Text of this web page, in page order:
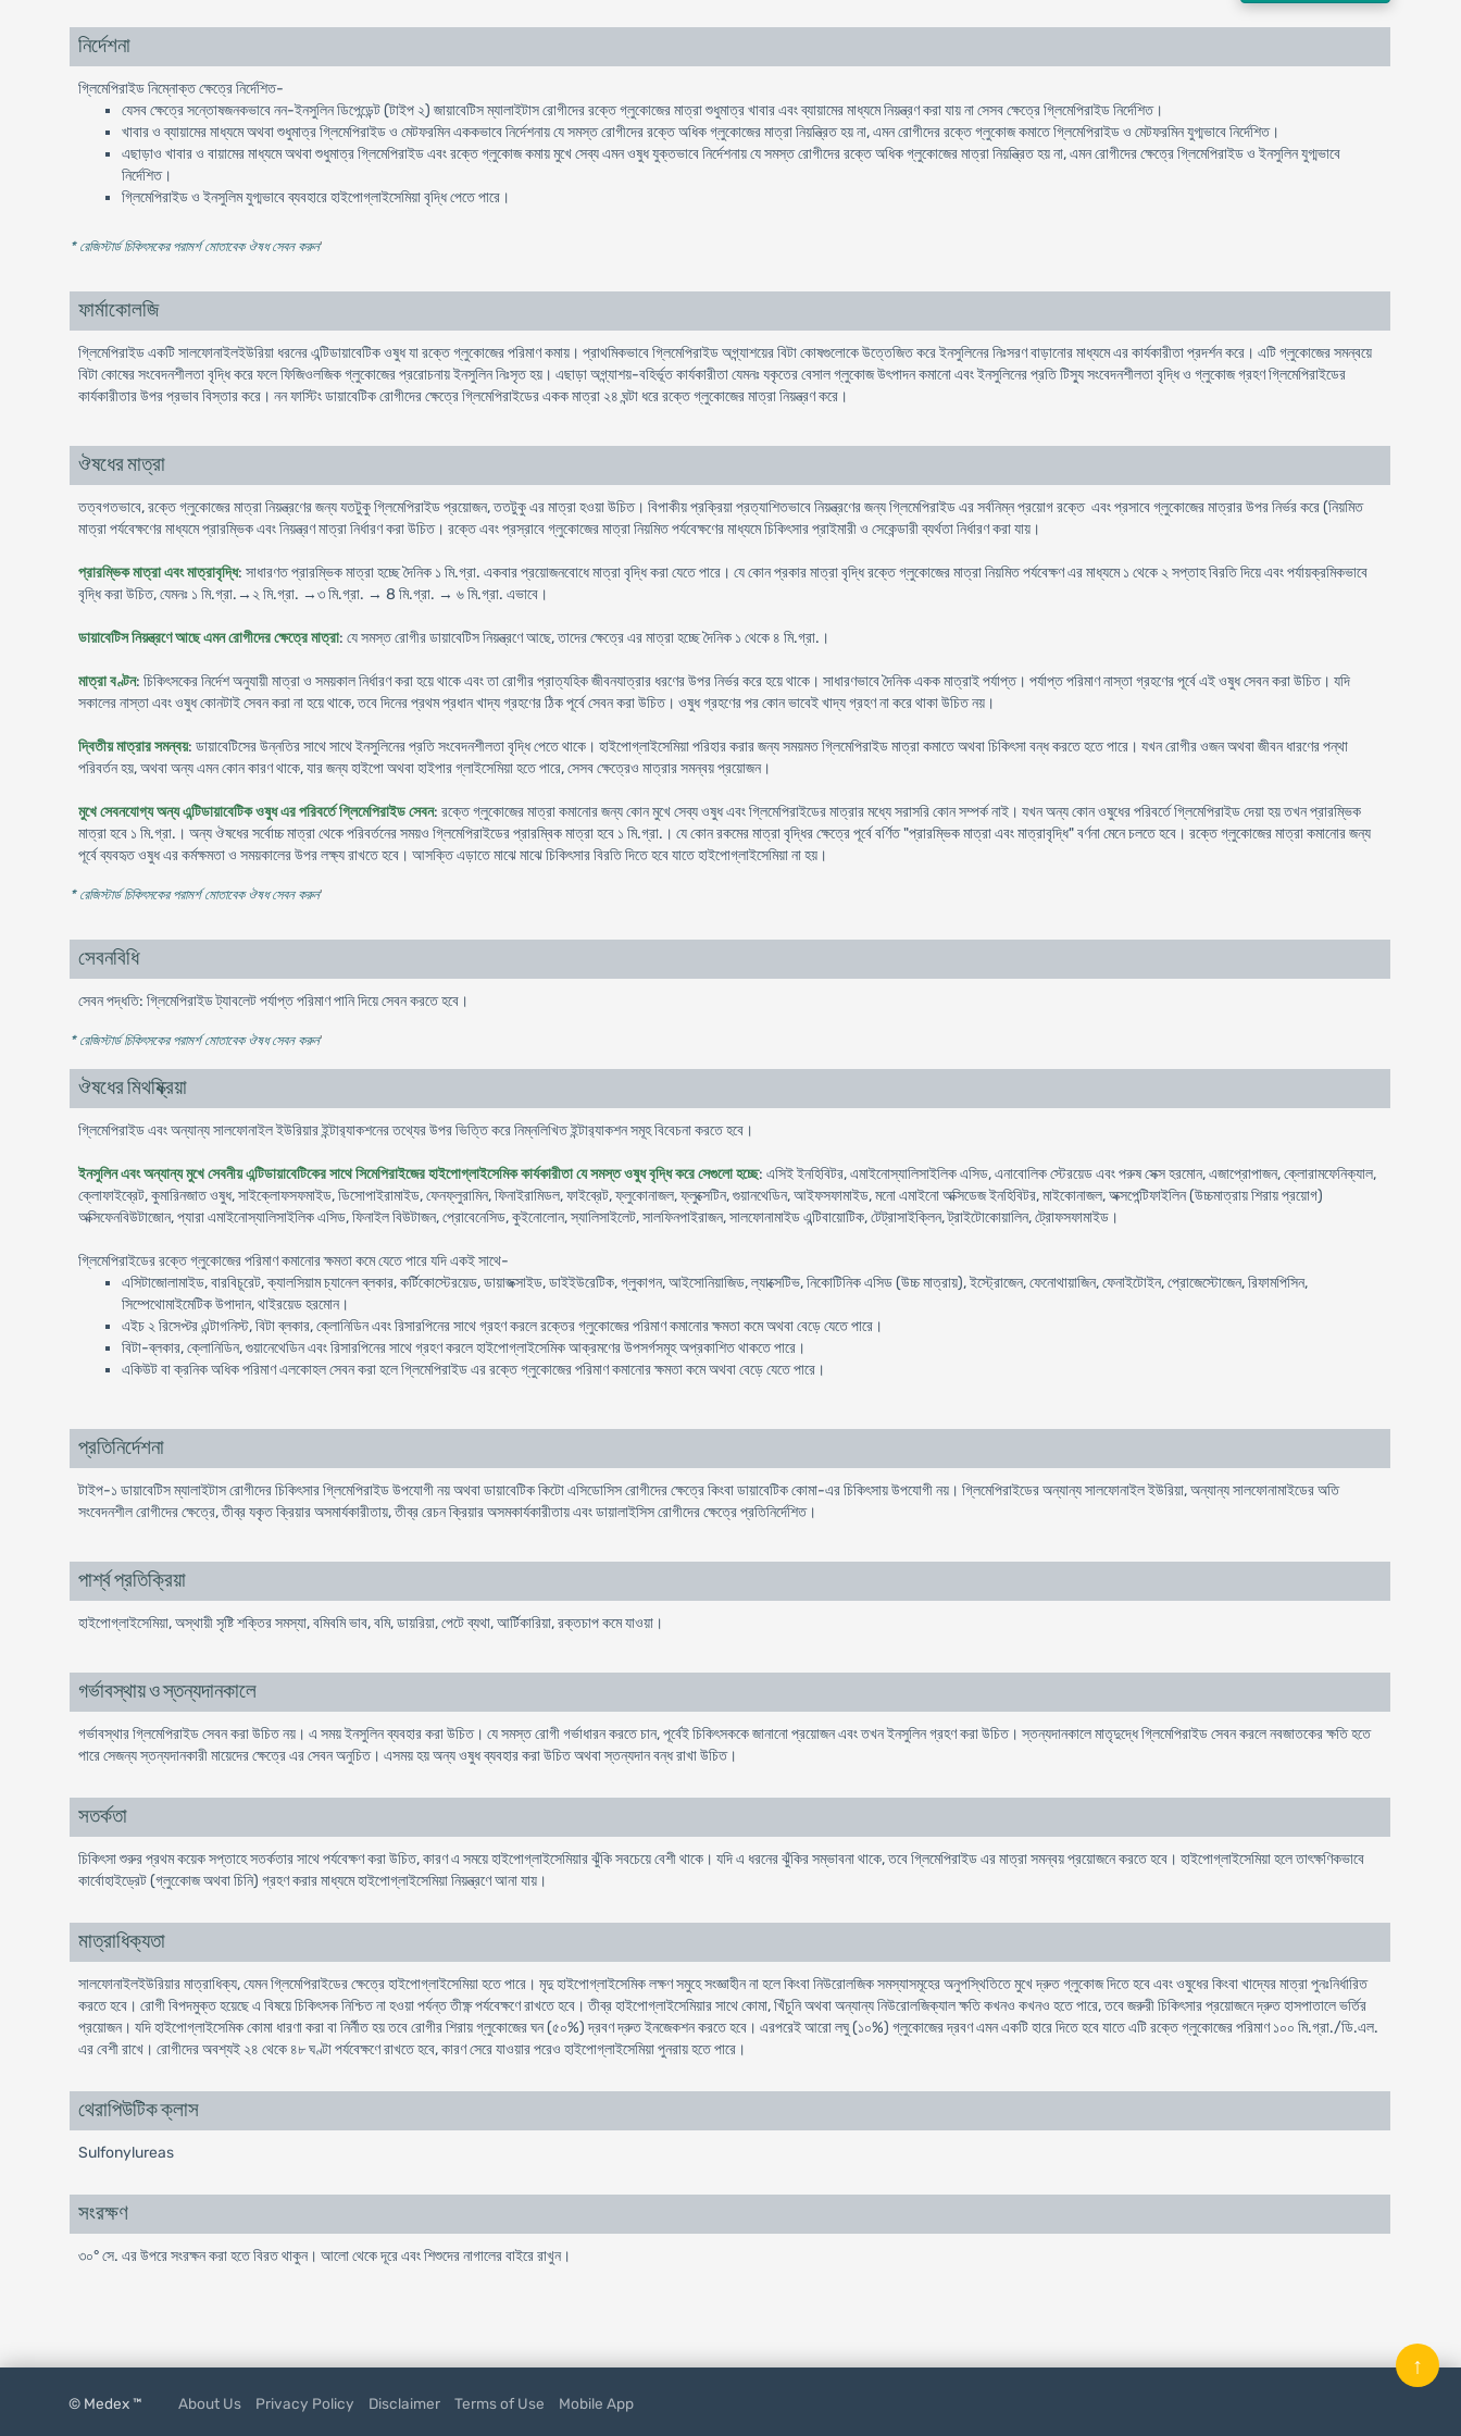
নির্দেশনা
গ্লিমেপিরাইড নিম্নোক্ত ক্ষেত্রে নির্দেশিত-
যেসব ক্ষেত্রে সন্তোষজনকভাবে নন-ইনসুলিন ডিপেন্ডেন্ট (টাইপ ২) জায়াবেটিস ম্যালাইটাস রোগীদের রক্তে গ্লুকোজের মাত্রা শুধুমাত্র খাবার এবং ব্যায়ামের মাধ্যমে নিয়ন্ত্রণ করা যায় না সেসব ক্ষেত্রে গ্লিমেপিরাইড নির্দেশিত।
খাবার ও ব্যায়ামের মাধ্যমে অথবা শুধুমাত্র গ্লিমেপিরাইড ও মেটফরমিন এককভাবে নির্দেশনায় যে সমস্ত রোগীদের রক্তে অধিক গ্লুকোজের মাত্রা নিয়ন্ত্রিত হয় না, এমন রোগীদের রক্তে গ্লুকোজ কমাতে গ্লিমেপিরাইড ও মেটফরমিন যুগ্মভাবে নির্দেশিত।
এছাড়াও খাবার ও বায়ামের মাধ্যমে অথবা শুধুমাত্র গ্লিমেপিরাইড এবং রক্তে গ্লুকোজ কমায় মুখে সেব্য এমন ওষুধ যুক্তভাবে নির্দেশনায় যে সমস্ত রোগীদের রক্তে অধিক গ্লুকোজের মাত্রা নিয়ন্ত্রিত হয় না, এমন রোগীদের ক্ষেত্রে গ্লিমেপিরাইড ও ইনসুলিন যুগ্মভাবে
নির্দেশিত।
গ্লিমেপিরাইড ও ইনসুলিম যুগ্মভাবে ব্যবহারে হাইপোগ্লাইসেমিয়া বৃদ্ধি পেতে পারে।
* রেজিস্টার্ড চিকিৎসকের পরামর্শ মোতাবেক ঔষধ সেবন করুন'
ফার্মাকোলজি
গ্লিমেপিরাইড একটি সালফোনাইলইউরিয়া ধরনের এন্টিডায়াবেটিক ওষুধ যা রক্তে গ্লুকোজের পরিমাণ কমায়। প্রাথমিকভাবে গ্লিমেপিরাইড অগ্ন্যাশয়ের বিটা কোষগুলোকে উত্তেজিত করে ইনসুলিনের নিঃসরণ বাড়ানোর মাধ্যমে এর কার্যকারীতা প্রদর্শন করে। এটি গ্লুকোজের সমন্বয়ে
বিটা কোষের সংবেদনশীলতা বৃদ্ধি করে ফলে ফিজিওলজিক গ্লুকোজের প্ররোচনায় ইনসুলিন নিঃসৃত হয়। এছাড়া অগ্ন্যাশয়-বহির্ভূত কার্যকারীতা যেমনঃ যকৃতের বেসাল গ্লুকোজ উৎপাদন কমানো এবং ইনসুলিনের প্রতি টিস্যু সংবেদনশীলতা বৃদ্ধি ও গ্লুকোজ গ্রহণ গ্লিমেপিরাইডের
কার্যকারীতার উপর প্রভাব বিস্তার করে। নন ফাস্টিং ডায়াবেটিক রোগীদের ক্ষেত্রে গ্লিমেপিরাইডের একক মাত্রা ২৪ ঘন্টা ধরে রক্তে গ্লুকোজের মাত্রা নিয়ন্ত্রণ করে।
ঔষধের মাত্রা
তত্বগতভাবে, রক্তে গ্লুকোজের মাত্রা নিয়ন্ত্রণের জন্য যতটুকু গ্লিমেপিরাইড প্রয়োজন, ততটুকু এর মাত্রা হওয়া উচিত। বিপাকীয় প্রক্রিয়া প্রত্যাশিতভাবে নিয়ন্ত্রণের জন্য গ্লিমেপিরাইড এর সর্বনিম্ন প্রয়োগ রক্তে এবং প্রসাবে গ্লুকোজের মাত্রার উপর নির্ভর করে (নিয়মিত
মাত্রা পর্যবেক্ষণের মাধ্যমে প্রারম্ভিক এবং নিয়ন্ত্রণ মাত্রা নির্ধারণ করা উচিত। রক্তে এবং প্রস্রাবে গ্লুকোজের মাত্রা নিয়মিত পর্যবেক্ষণের মাধ্যমে চিকিৎসার প্রাইমারী ও সেকেন্ডারী ব্যর্থতা নির্ধারণ করা যায়।
প্রারম্ভিক মাত্রা এবং মাত্রাবৃদ্ধি: সাধারণত প্রারম্ভিক মাত্রা হচ্ছে দৈনিক ১ মি.গ্রা. একবার প্রয়োজনবোধে মাত্রা বৃদ্ধি করা যেতে পারে। যে কোন প্রকার মাত্রা বৃদ্ধি রক্তে গ্লুকোজের মাত্রা নিয়মিত পর্যবেক্ষণ এর মাধ্যমে ১ থেকে ২ সপ্তাহ বিরতি দিয়ে এবং পর্যায়ক্রমিকভাবে
বৃদ্ধি করা উচিত, যেমনঃ ১ মি.গ্রা.→২ মি.গ্রা. →৩ মি.গ্রা. → 8 মি.গ্রা. → ৬ মি.গ্রা. এভাবে।
ডায়াবেটিস নিয়ন্ত্রণে আছে এমন রোগীদের ক্ষেত্রে মাত্রা: যে সমস্ত রোগীর ডায়াবেটিস নিয়ন্ত্রণে আছে, তাদের ক্ষেত্রে এর মাত্রা হচ্ছে দৈনিক ১ থেকে ৪ মি.গ্রা.।
মাত্রা বণ্টন: চিকিৎসকের নির্দেশ অনুযায়ী মাত্রা ও সময়কাল নির্ধারণ করা হয়ে থাকে এবং তা রোগীর প্রাত্যহিক জীবনযাত্রার ধরণের উপর নির্ভর করে হয়ে থাকে। সাধারণভাবে দৈনিক একক মাত্রাই পর্যাপ্ত। পর্যাপ্ত পরিমাণ নাস্তা গ্রহণের পূর্বে এই ওষুধ সেবন করা উচিত। যদি
সকালের নাস্তা এবং ওষুধ কোনটাই সেবন করা না হয়ে থাকে, তবে দিনের প্রথম প্রধান খাদ্য গ্রহণের ঠিক পূর্বে সেবন করা উচিত। ওষুধ গ্রহণের পর কোন ভাবেই খাদ্য গ্রহণ না করে থাকা উচিত নয়।
দ্বিতীয় মাত্রার সমন্বয়: ডায়াবেটিসের উন্নতির সাথে সাথে ইনসুলিনের প্রতি সংবেদনশীলতা বৃদ্ধি পেতে থাকে। হাইপোগ্লাইসেমিয়া পরিহার করার জন্য সময়মত গ্লিমেপিরাইড মাত্রা কমাতে অথবা চিকিৎসা বন্ধ করতে হতে পারে। যখন রোগীর ওজন অথবা জীবন ধারণের পন্থা
পরিবর্তন হয়, অথবা অন্য এমন কোন কারণ থাকে, যার জন্য হাইপো অথবা হাইপার গ্লাইসেমিয়া হতে পারে, সেসব ক্ষেত্রেও মাত্রার সমন্বয় প্রয়োজন।
মুখে সেবনযোগ্য অন্য এন্টিডায়াবেটিক ওষুধ এর পরিবর্তে গ্লিমেপিরাইড সেবন: রক্তে গ্লুকোজের মাত্রা কমানোর জন্য কোন মুখে সেব্য ওষুধ এবং গ্লিমেপিরাইডের মাত্রার মধ্যে সরাসরি কোন সম্পর্ক নাই। যখন অন্য কোন ওষুধের পরিবর্তে গ্লিমেপিরাইড দেয়া হয় তখন প্রারম্ভিক
মাত্রা হবে ১ মি.গ্রা.। অন্য ঔষধের সর্বোচ্চ মাত্রা থেকে পরিবর্তনের সময়ও গ্লিমেপিরাইডের প্রারম্বিক মাত্রা হবে ১ মি.গ্রা.। যে কোন রকমের মাত্রা বৃদ্ধির ক্ষেত্রে পূর্বে বর্ণিত "প্রারম্ভিক মাত্রা এবং মাত্রাবৃদ্ধি" বর্ণনা মেনে চলতে হবে। রক্তে গ্লুকোজের মাত্রা কমানোর জন্য
পূর্বে ব্যবহৃত ওষুধ এর কর্মক্ষমতা ও সময়কালের উপর লক্ষ্য রাখতে হবে। আসক্তি এড়াতে মাঝে মাঝে চিকিৎসার বিরতি দিতে হবে যাতে হাইপোগ্লাইসেমিয়া না হয়।
* রেজিস্টার্ড চিকিৎসকের পরামর্শ মোতাবেক ঔষধ সেবন করুন'
সেবনবিধি
সেবন পদ্ধতি: গ্লিমেপিরাইড ট্যাবলেট পর্যাপ্ত পরিমাণ পানি দিয়ে সেবন করতে হবে।
* রেজিস্টার্ড চিকিৎসকের পরামর্শ মোতাবেক ঔষধ সেবন করুন'
ঔষধের মিথষ্ক্রিয়া
গ্লিমেপিরাইড এবং অন্যান্য সালফোনাইল ইউরিয়ার ইন্টার‍্যাকশনের তথ্যের উপর ভিত্তি করে নিম্নলিখিত ইন্টার‍্যাকশন সমূহ বিবেচনা করতে হবে।
ইনসুলিন এবং অন্যান্য মুখে সেবনীয় এন্টিডায়াবেটিকের সাথে সিমেপিরাইজের হাইপোগ্লাইসেমিক কার্যকারীতা যে সমস্ত ওষুধ বৃদ্ধি করে সেগুলো হচ্ছে: এসিই ইনহিবিটর, এমাইনোস্যালিসাইলিক এসিড, এনাবোলিক স্টেরয়েড এবং পরুষ সেক্স হরমোন, এজাপ্রোপাজন, ক্লোরামফেনিক্যাল,
ক্লোফাইব্রেট, কুমারিনজাত ওষুধ, সাইক্লোফসফমাইড, ডিসোপাইরামাইড, ফেনফ্লুরামিন, ফিনাইরামিডল, ফাইব্রেট, ফ্লুকোনাজল, ফ্লুক্সেটিন, গুয়ানথেডিন, আইফসফামাইড, মনো এমাইনো অক্সিডেজ ইনহিবিটর, মাইকোনাজল, অক্সপেন্টিফাইলিন (উচ্চমাত্রায় শিরায় প্রয়োগ)
অক্সিফেনবিউটাজোন, প্যারা এমাইনোস্যালিসাইলিক এসিড, ফিনাইল বিউটাজন, প্রোবেনেসিড, কুইনোলোন, স্যালিসাইলেট, সালফিনপাইরাজন, সালফোনামাইড এন্টিবায়োটিক, টেট্রাসাইক্লিন, ট্রাইটোকোয়ালিন, ট্রোফসফামাইড।
গ্লিমেপিরাইডের রক্তে গ্লুকোজের পরিমাণ কমানোর ক্ষমতা কমে যেতে পারে যদি একই সাথে-
এসিটাজোলামাইড, বারবিচূরেট, ক্যালসিয়াম চ্যানেল ব্লকার, কর্টিকোস্টেরয়েড, ডায়াজক্সাইড, ডাইইউরেটিক, গ্লুকাগন, আইসোনিয়াজিড, ল্যাক্সেটিভ, নিকোটিনিক এসিড (উচ্চ মাত্রায়), ইস্ট্রোজেন, ফেনোথায়াজিন, ফেনাইটোইন, প্রোজেস্টোজেন, রিফামপিসিন,
সিম্পেথোমাইমেটিক উপাদান, থাইরয়েড হরমোন।
এইচ ২ রিসেপ্টর এন্টাগনিস্ট, বিটা ব্লকার, ক্লোনিডিন এবং রিসারপিনের সাথে গ্রহণ করলে রক্তের গ্লুকোজের পরিমাণ কমানোর ক্ষমতা কমে অথবা বেড়ে যেতে পারে।
বিটা-ব্লকার, ক্লোনিডিন, গুয়ানেথেডিন এবং রিসারপিনের সাথে গ্রহণ করলে হাইপোগ্লাইসেমিক আক্রমণের উপসর্গসমূহ অপ্রকাশিত থাকতে পারে।
একিউট বা ক্রনিক অধিক পরিমাণ এলকোহল সেবন করা হলে গ্লিমেপিরাইড এর রক্তে গ্লুকোজের পরিমাণ কমানোর ক্ষমতা কমে অথবা বেড়ে যেতে পারে।
প্রতিনির্দেশনা
টাইপ-১ ডায়াবেটিস ম্যালাইটাস রোগীদের চিকিৎসার গ্লিমেপিরাইড উপযোগী নয় অথবা ডায়াবেটিক কিটো এসিডোসিস রোগীদের ক্ষেত্রে কিংবা ডায়াবেটিক কোমা-এর চিকিৎসায় উপযোগী নয়। গ্লিমেপিরাইডের অন্যান্য সালফোনাইল ইউরিয়া, অন্যান্য সালফোনামাইডের অতি
সংবেদনশীল রোগীদের ক্ষেত্রে, তীব্র যকৃত ক্রিয়ার অসমার্যকারীতায়, তীব্র রেচন ক্রিয়ার অসমকার্যকারীতায় এবং ডায়ালাইসিস রোগীদের ক্ষেত্রে প্রতিনির্দেশিত।
পার্শ্ব প্রতিক্রিয়া
হাইপোগ্লাইসেমিয়া, অস্থায়ী সৃষ্টি শক্তির সমস্যা, বমিবমি ভাব, বমি, ডায়রিয়া, পেটে ব্যথা, আর্টিকারিয়া, রক্তচাপ কমে যাওয়া।
গর্ভাবস্থায় ও স্তন্যদানকালে
গর্ভাবস্থার গ্লিমেপিরাইড সেবন করা উচিত নয়। এ সময় ইনসুলিন ব্যবহার করা উচিত। যে সমস্ত রোগী গর্ভাধারন করতে চান, পূর্বেই চিকিৎসককে জানানো প্রয়োজন এবং তখন ইনসুলিন গ্রহণ করা উচিত। স্তন্যদানকালে মাতৃদুদ্ধে গ্লিমেপিরাইড সেবন করলে নবজাতকের ক্ষতি হতে
পারে সেজন্য স্তন্যদানকারী মায়েদের ক্ষেত্রে এর সেবন অনুচিত। এসময় হয় অন্য ওষুধ ব্যবহার করা উচিত অথবা স্তন্যদান বন্ধ রাখা উচিত।
সতর্কতা
চিকিৎসা শুরুর প্রথম কয়েক সপ্তাহে সতর্কতার সাথে পর্যবেক্ষণ করা উচিত, কারণ এ সময়ে হাইপোগ্লাইসেমিয়ার ঝুঁকি সবচেয়ে বেশী থাকে। যদি এ ধরনের ঝুঁকির সম্ভাবনা থাকে, তবে গ্লিমেপিরাইড এর মাত্রা সমন্বয় প্রয়োজনে করতে হবে। হাইপোগ্লাইসেমিয়া হলে তাৎক্ষণিকভাবে
কার্বোহাইড্রেট (গ্লুকোেজ অথবা চিনি) গ্রহণ করার মাধ্যমে হাইপোগ্লাইসেমিয়া নিয়ন্ত্রণে আনা যায়।
মাত্রাধিক্যতা
সালফোনাইলইউরিয়ার মাত্রাধিক্য, যেমন গ্লিমেপিরাইডের ক্ষেত্রে হাইপোগ্লাইসেমিয়া হতে পারে। মৃদু হাইপোগ্লাইসেমিক লক্ষণ সমুহে সংজ্ঞাহীন না হলে কিংবা নিউরোলজিক সমস্যাসমূহের অনুপস্থিতিতে মুখে দ্রুত গ্লুকোজ দিতে হবে এবং ওষুধের কিংবা খাদ্যের মাত্রা পুনঃনির্ধারিত
করতে হবে। রোগী বিপদমুক্ত হয়েছে এ বিষয়ে চিকিৎসক নিশ্চিত না হওয়া পর্যন্ত তীক্ষ্ণ পর্যবেক্ষণে রাখতে হবে। তীব্র হাইপোগ্লাইসেমিয়ার সাথে কোমা, খিঁচুনি অথবা অন্যান্য নিউরোলজিক্যাল ক্ষতি কখনও কখনও হতে পারে, তবে জরুরী চিকিৎসার প্রয়োজনে দ্রুত হাসপাতালে ভর্তির
প্রয়োজন। যদি হাইপোগ্লাইসেমিক কোমা ধারণা করা বা নির্নীত হয় তবে রোগীর শিরায় গ্লুকোজের ঘন (৫০%) দ্রবণ দ্রুত ইনজেকশন করতে হবে। এরপরেই আরো লঘু (১০%) গ্লুকোজের দ্রবণ এমন একটি হারে দিতে হবে যাতে এটি রক্তে গ্লুকোজের পরিমাণ ১০০ মি.গ্রা./ডি.এল.
এর বেশী রাখে। রোগীদের অবশ্যই ২৪ থেকে ৪৮ ঘণ্টা পর্যবেক্ষণে রাখতে হবে, কারণ সেরে যাওয়ার পরেও হাইপোগ্লাইসেমিয়া পুনরায় হতে পারে।
থেরাপিউটিক ক্লাস
Sulfonylureas
সংরক্ষণ
৩০° সে. এর উপরে সংরক্ষন করা হতে বিরত থাকুন। আলো থেকে দূরে এবং শিশুদের নাগালের বাইরে রাখুন।
© Medex ™ About Us Privacy Policy Disclaimer Terms of Use Mobile App
↑